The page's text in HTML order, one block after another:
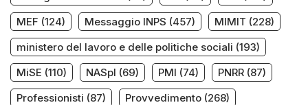
MEF (124) Messaggio INPS (457) MIMIT (228)
ministero del lavoro e delle politiche sociali (193)
MiSE (110) NASpI (69) PMI (74) PNRR (87)
Professionisti (87) Provvedimento (268)